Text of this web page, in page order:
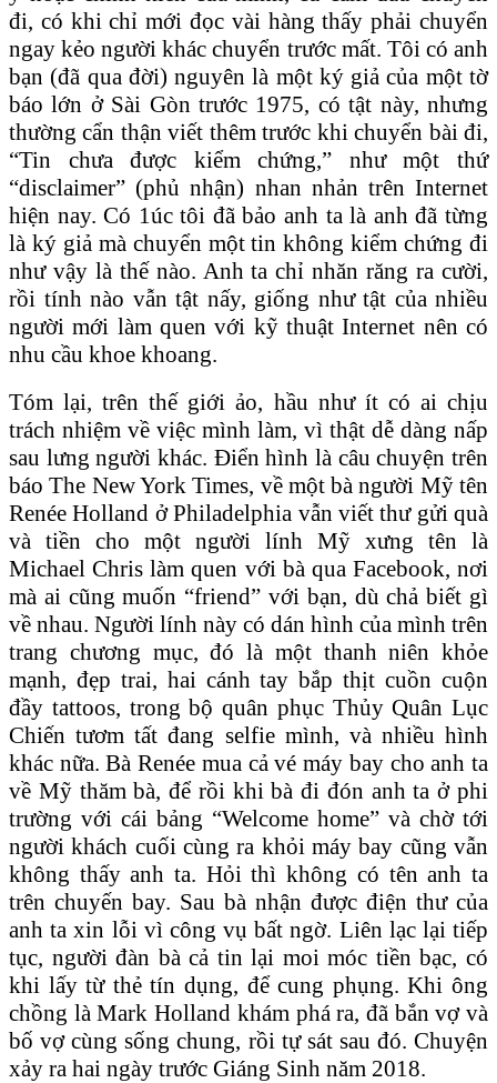
đi, có khi chỉ mới đọc vài hàng thấy phải chuyển
ngay kẻo người khác chuyển trước mất. Tôi có anh
bạn (đã qua đời) nguyên là một ký giả của một tờ
báo lớn ở Sài Gòn trước 1975, có tật này, nhưng
thường cẩn thận viết thêm trước khi chuyển bài đi,
“Tin chưa được kiểm chứng,” như một thứ
“disclaimer” (phủ nhận) nhan nhản trên Internet
hiện nay. Có 1úc tôi đã bảo anh ta là anh đã từng
là ký giả mà chuyển một tin không kiểm chứng đi
như vậy là thế nào. Anh ta chỉ nhăn răng ra cười,
rồi tính nào vẫn tật nấy, giống như tật của nhiều
người mới làm quen với kỹ thuật Internet nên có
nhu cầu khoe khoang.
Tóm lại, trên thế giới ảo, hầu như ít có ai chịu
trách nhiệm về việc mình làm, vì thật dễ dàng nấp
sau lưng người khác. Điển hình là câu chuyện trên
báo The New York Times, về một bà người Mỹ tên
Renée Holland ở Philadelphia vẫn viết thư gửi quà
và tiền cho một người lính Mỹ xưng tên là
Michael Chris làm quen với bà qua Facebook, nơi
mà ai cũng muốn “friend” với bạn, dù chả biết gì
về nhau. Người lính này có dán hình của mình trên
trang chương mục, đó là một thanh niên khỏe
mạnh, đẹp trai, hai cánh tay bắp thịt cuồn cuộn
đầy tattoos, trong bộ quân phục Thủy Quân Lục
Chiến tươm tất đang selfie mình, và nhiều hình
khác nữa. Bà Renée mua cả vé máy bay cho anh ta
về Mỹ thăm bà, để rồi khi bà đi đón anh ta ở phi
trường với cái bảng “Welcome home” và chờ tới
người khách cuối cùng ra khỏi máy bay cũng vẫn
không thấy anh ta. Hỏi thì không có tên anh ta
trên chuyến bay. Sau bà nhận được điện thư của
anh ta xin lỗi vì công vụ bất ngờ. Liên lạc lại tiếp
tục, người đàn bà cả tin lại moi móc tiền bạc, có
khi lấy từ thẻ tín dụng, để cung phụng. Khi ông
chồng là Mark Holland khám phá ra, đã bắn vợ và
bố vợ cùng sống chung, rồi tự sát sau đó. Chuyện
xảy ra hai ngày trước Giáng Sinh năm 2018.